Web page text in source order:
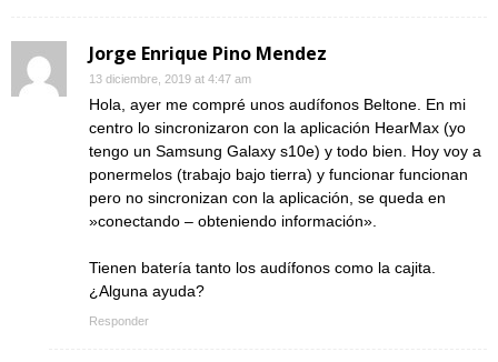
Jorge Enrique Pino Mendez
13 diciembre, 2019 at 4:47 am
Hola, ayer me compré unos audífonos Beltone. En mi
centro lo sincronizaron con la aplicación HearMax (yo
tengo un Samsung Galaxy s10e) y todo bien. Hoy voy a
ponermelos (trabajo bajo tierra) y funcionar funcionan
pero no sincronizan con la aplicación, se queda en
»conectando – obteniendo información».
Tienen batería tanto los audífonos como la cajita.
¿Alguna ayuda?
Responder